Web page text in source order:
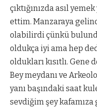
çıktığınızda asıl
ettim. Manzaraya
olabilirdi çünkü
oldukça iyi ama hep
oldukları kısıtlı. Gene
Bey meydanı ve
yanı başındaki saat
sevdiğim şey